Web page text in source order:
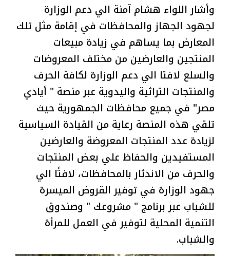
وأشار اللواء هشام آمنة الي دعم الوزارة
لجهود الجهاز والمحافظات في إقامة مثل تلك
المعارض بما يساهم في زيادة مبيعات
المنتجين والعارضين من مختلف المعروضات
والسلع لافتا الي دعم الوزارة لكافة الحرف
والمنتجات التراثية واليدوية عبر منصة " أيادي
مصر" في جميع محافظات الجمهورية حيث
تلقي هذه المنصة رعاية من القيادة السياسية
لزيادة عدد المنتجات المعروضة والعارضين
المستفيدين والحفاظ علي بعض المنتجات
والحرف من الاندثار بالمحافظات، لافتًا الي
جهود الوزارة في توفير القروض الميسرة
للشباب عبر برنامج " مشروعك " وصندوق
التنمية المحلية لتوفير في العمل للمرأة
والشباب.